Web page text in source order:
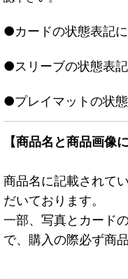
●カードの状態表記
●スリーブの状態表
●プレイマットの状
【商品名と商品画像
商品名に記載されて
だいております。
一部、写真とカード
で、購入の際必ず商